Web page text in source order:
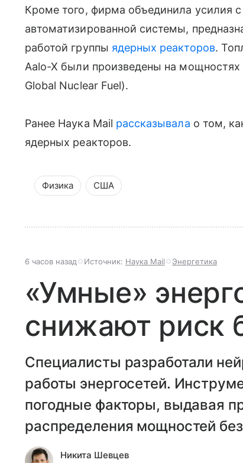
Кроме того, фирма объединила усилия
автоматизированной системы,
работой группы ядерных реакторов.
Aalo-X были произведены на мощностях
Global Nuclear Fuel).
Ранее Наука Mail рассказывала о том,
ядерных реакторов.
Физика США
6 часов назад Источник: Наука Mail Энергетика
«Умные»
снижают риск
Специалисты разработали
работы энергосетей.
погодные факторы, выдавая
распределения мощностей
Никита Шевцев